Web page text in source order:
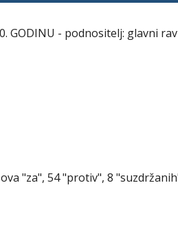
GODINU - podnositelj: glavni
"za", 54 "protiv", 8